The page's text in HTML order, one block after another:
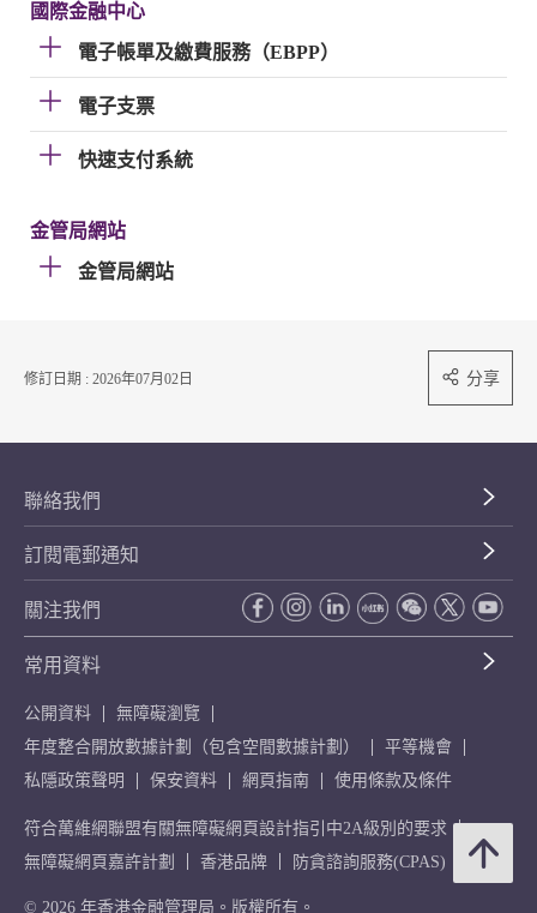
國際金融中心
電子帳單及繳費服務（EBPP）
電子支票
快速支付系統
金管局網站
金管局網站
修訂日期 : 2026年07月02日 分享
聯絡我們
訂閱電郵通知
關注我們
常用資料
公開資料
無障礙瀏覽
年度整合開放數據計劃（包含空間數據計劃）
平等機會
私隱政策聲明
保安資料 網頁指南 使用條款及條件
符合萬維網聯盟有關無障礙網頁設計指引中2A級別的要求
無障礙網頁嘉許計劃
香港品牌 防貪諮詢服務(CPAS)
© 2026 年香港金融管理局。版權所有。